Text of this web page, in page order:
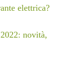
elettrica?
novità,